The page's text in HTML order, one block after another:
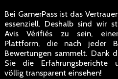
Bei GamerPass ist das
essenziell. Deshalb sind wir
Avis Vérifiés zu sein, einer
Plattform, die nach jeder
Bewertungen sammelt. Dank
Sie die Erfahrungsberichte
völlig transparent einsehen!